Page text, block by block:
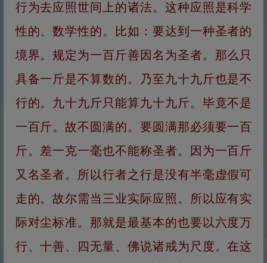
行为去应照世间上的诸法。这种应照是科学
性的、数学性的。比如：要达到一种圣者的
境界。规定为一百斤善因名为圣者。那么只
具备一斤是不算数的。乃至九十九斤也是不
行的。九十九斤只能算九十九斤。毕竟不是
一百斤。故不圆满的。要圆满那必须要一百
斤。差一克一毫也不能称圣者。因为一百斤
又名圣者。所以行者之行是没有半毫虚假可
走的。故尔需当三业实际应照。所以应有实
际对尘标准。那就是最基本的也要以六度万
行、十善、四无量、佛说诸戒为尺度。在这